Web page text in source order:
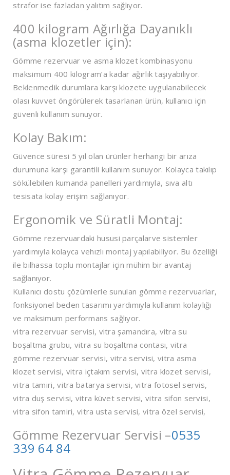
strafor ise fazladan yalıtım sağlıyor.
400 kilogram Ağırlığa Dayanıklı
(asma klozetler için):
Gömme rezervuar ve asma klozet kombinasyonu
maksimum 400 kilogram’a kadar ağırlık taşıyabiliyor.
Beklenmedik durumlara karşı klozete uygulanabilecek
olası kuvvet öngörülerek tasarlanan ürün, kullanıcı için
güvenli kullanım sunuyor.
Kolay Bakım:
Güvence süresi 5 yıl olan ürünler herhangi bir arıza
durumuna karşı garantili kullanım sunuyor. Kolayca takılıp
sökülebilen kumanda panelleri yardımıyla, sıva altı
tesisata kolay erişim sağlanıyor.
Ergonomik ve Süratli Montaj:
Gömme rezervuardaki hususi parçalarve sistemler
yardımıyla kolayca vehızlı montaj yapılabiliyor. Bu özelliği
ile bilhassa toplu montajlar için mühim bir avantaj
sağlanıyor.
Kullanıcı dostu çözümlerle sunulan gömme rezervuarlar,
fonksiyonel beden tasarımı yardımıyla kullanım kolaylığı
ve maksimum performans sağlıyor.
vitra rezervuar servisi, vitra şamandıra, vitra su
boşaltma grubu, vitra su boşaltma contası, vitra
gömme rezervuar servisi, vitra servisi, vitra asma
klozet servisi, vitra içtakım servisi, vitra klozet servisi,
vitra tamiri, vitra batarya servisi, vitra fotosel servis,
vitra duş servisi, vitra küvet servisi, vitra sifon servisi,
vitra sifon tamiri, vitra usta servisi, vitra özel servisi,
Gömme Rezervuar Servisi –0535
339 64 84